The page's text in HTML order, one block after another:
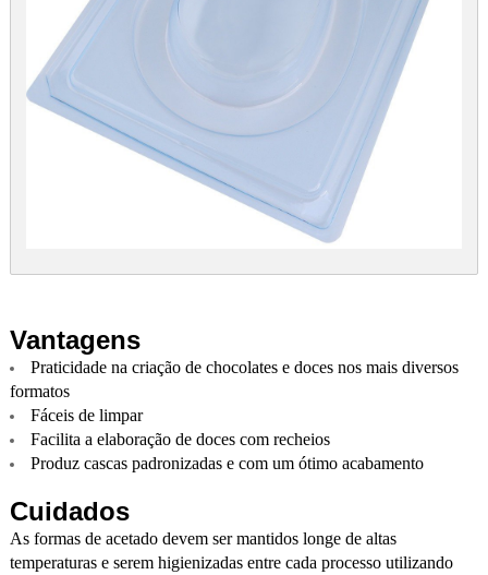
Vantagens
Praticidade na criação de chocolates e doces nos mais diversos
formatos
Fáceis de limpar
Facilita a elaboração de doces com recheios
Produz cascas padronizadas e com um ótimo acabamento
Cuidados
As formas de acetado devem ser mantidos longe de altas
temperaturas e serem higienizadas entre cada processo utilizando